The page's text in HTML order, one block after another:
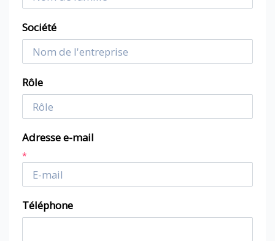
Société
Rôle
Adresse e-mail
*
Téléphone